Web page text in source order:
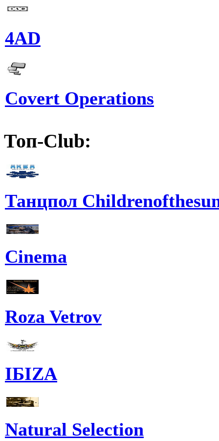
4AD
Covert Operations
Топ-Club:
Танцпол
Cinema
Roza Vetrov
IБIZA
Natural Selection